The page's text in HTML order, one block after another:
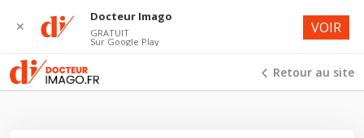
Retour au site
✕
Docteur Imago
GRATUIT
Sur Google Play
VOIR